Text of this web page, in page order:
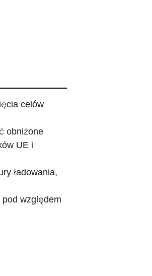
celów
obniżone
UE i
ładowania,
względem